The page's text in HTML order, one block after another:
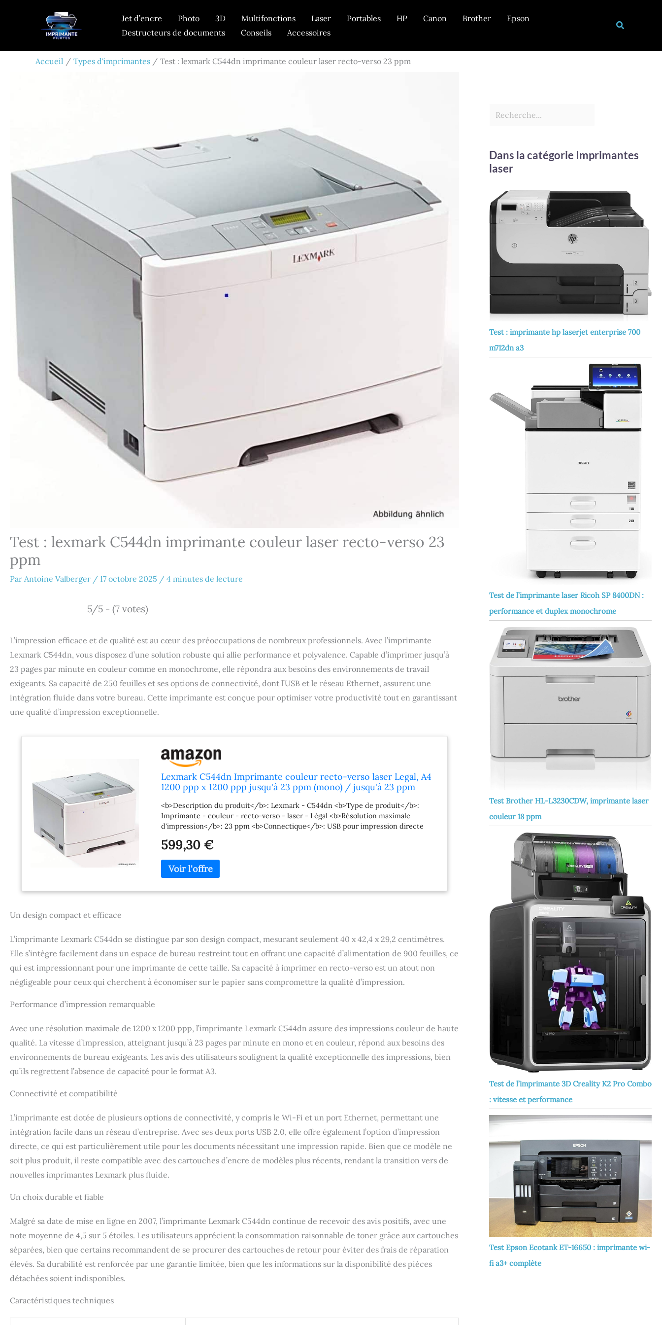
Jet d’encre Photo 3D Multifonctions Laser Portables HP Canon Brother
Epson
Destructeurs de documents
Conseils Accessoires
Accueil Types d'imprimantes Test : lexmark C544dn imprimante couleur laser recto-verso 23 ppm
Test : lexmark C544dn imprimante couleur laser recto-verso 23
ppm
Par Antoine Valberger / 17 octobre 2025 / 4 minutes de lecture
5/5 - (7 votes)
L’impression efficace et de qualité est au cœur des préoccupations de nombreux professionnels. Avec l’imprimante
Lexmark C544dn, vous disposez d’une solution robuste qui allie performance et polyvalence. Capable d’imprimer jusqu’à
23 pages par minute en couleur comme en monochrome, elle répondra aux besoins des environnements de travail
exigeants. Sa capacité de 250 feuilles et ses options de connectivité, dont l’USB et le réseau Ethernet, assurent une
intégration fluide dans votre bureau. Cette imprimante est conçue pour optimiser votre productivité tout en garantissant
une qualité d’impression exceptionnelle.
Lexmark C544dn Imprimante couleur recto-verso laser Legal, A4
1200 ppp x 1200 ppp jusqu'à 23 ppm (mono) / jusqu'à 23 ppm
impression directe
<b>Description du produit</b>: Lexmark - C544dn <b>Type de produit</b>:
Imprimante - couleur - recto-verso - laser - Légal <b>Résolution maximale
d'impression</b>: 23 ppm <b>Connectique</b>: USB pour impression directe
599,30 €
Un design compact et efficace
L’imprimante Lexmark C544dn se distingue par son design compact, mesurant seulement 40 x 42,4 x 29,2 centimètres.
Elle s’intègre facilement dans un espace de bureau restreint tout en offrant une capacité d’alimentation de 900 feuilles, ce
qui est impressionnant pour une imprimante de cette taille. Sa capacité à imprimer en recto-verso est un atout non
négligeable pour ceux qui cherchent à économiser sur le papier sans compromettre la qualité d’impression.
Performance d’impression remarquable
Avec une résolution maximale de 1200 x 1200 ppp, l’imprimante Lexmark C544dn assure des impressions couleur de haute
qualité. La vitesse d’impression, atteignant jusqu’à 23 pages par minute en mono et en couleur, répond aux besoins des
environnements de bureau exigeants. Les avis des utilisateurs soulignent la qualité exceptionnelle des impressions, bien
qu’ils regrettent l’absence de capacité pour le format A3.
Connectivité et compatibilité
L’imprimante est dotée de plusieurs options de connectivité, y compris le Wi-Fi et un port Ethernet, permettant une
intégration facile dans un réseau d’entreprise. Avec ses deux ports USB 2.0, elle offre également l’option d’impression
directe, ce qui est particulièrement utile pour les documents nécessitant une impression rapide. Bien que ce modèle ne
soit plus produit, il reste compatible avec des cartouches d’encre de modèles plus récents, rendant la transition vers de
nouvelles imprimantes Lexmark plus fluide.
Un choix durable et fiable
Malgré sa date de mise en ligne en 2007, l’imprimante Lexmark C544dn continue de recevoir des avis positifs, avec une
note moyenne de 4,5 sur 5 étoiles. Les utilisateurs apprécient la consommation raisonnable de toner grâce aux cartouches
séparées, bien que certains recommandent de se procurer des cartouches de retour pour éviter des frais de réparation
élevés. Sa durabilité est renforcée par une garantie limitée, bien que les informations sur la disponibilité des pièces
détachées soient indisponibles.
Caractéristiques techniques
Dans la catégorie Imprimantes
laser
Test : imprimante hp laserjet enterprise 700
m712dn a3
Test de l’imprimante laser Ricoh SP 8400DN :
performance et duplex monochrome
Test Brother HL-L3230CDW, imprimante laser
couleur 18 ppm
Test de l’imprimante 3D Creality K2 Pro Combo
: vitesse et performance
Test Epson Ecotank ET-16650 : imprimante wi-
fi a3+ complète